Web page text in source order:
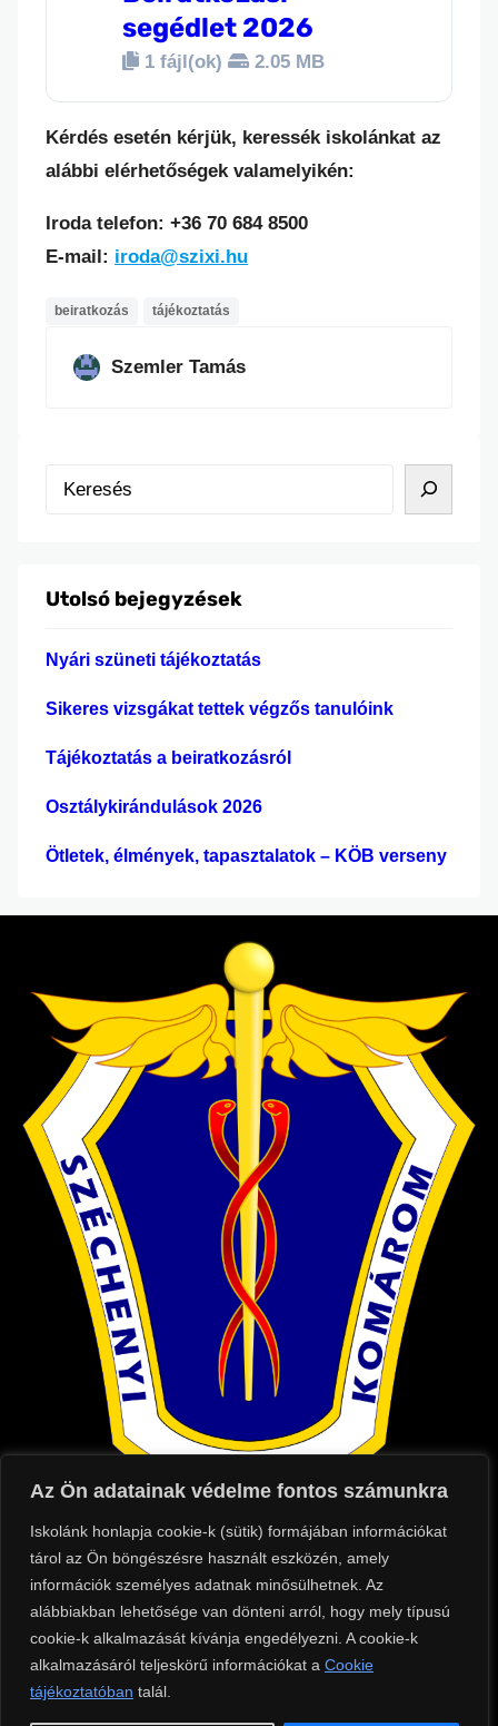
Az Ön adatainak védelme fontos számunkra
Iskolánk honlapja cookie-k (sütik) formájában információkat
tárol az Ön böngészésre használt eszközén, amely
információk személyes adatnak minősülhetnek. Az
alábbiakban lehetősége van dönteni arról, hogy mely típusú
cookie-k alkalmazását kívánja engedélyezni. A cookie-k
alkalmazásáról teljeskörű információkat a Cookie
tájékoztatóban talál.
segédlet 2026
1 fájl(ok) 2.05 MB
Kérdés esetén kérjük, keressék iskolánkat az
alábbi elérhetőségek valamelyikén:
Iroda telefon: +36 70 684 8500
E-mail: iroda@szixi.hu
beiratkozás tájékoztatás
Szemler Tamás
s
Utolsó bejegyzések
Nyári szüneti tájékoztatás
Sikeres vizsgákat tettek végzős tanulóink
Tájékoztatás a beiratkozásról
Osztálykirándulások 2026
Ötletek, élmények, tapasztalatok – KÖB verseny
Kapcsolat
Cím: 2900 Komárom, Táncsics Mihály utca
Telefon: +36 (70) 684 8500
Tanári telefonszáma: +36 (70) 684 8504